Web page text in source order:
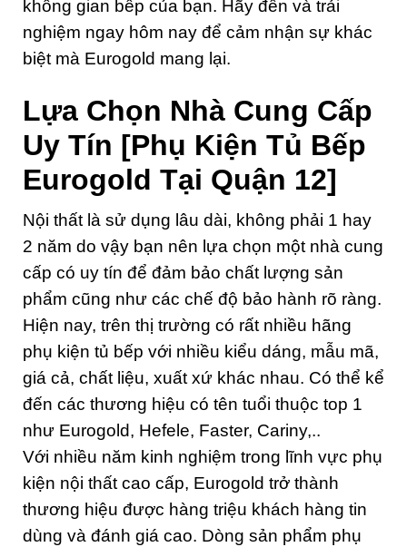
không gian bếp của bạn. Hãy đến và trải
nghiệm ngay hôm nay để cảm nhận sự khác
biệt mà Eurogold mang lại.
Lựa Chọn Nhà Cung Cấp
Uy Tín [Phụ Kiện Tủ Bếp
Eurogold Tại Quận 12]
Nội thất là sử dụng lâu dài, không phải 1 hay
2 năm do vậy bạn nên lựa chọn một nhà cung
cấp có uy tín để đảm bảo chất lượng sản
phẩm cũng như các chế độ bảo hành rõ ràng.
Hiện nay, trên thị trường có rất nhiều hãng
phụ kiện tủ bếp với nhiều kiểu dáng, mẫu mã,
giá cả, chất liệu, xuất xứ khác nhau. Có thể kể
đến các thương hiệu có tên tuổi thuộc top 1
như Eurogold, Hefele, Faster, Cariny,..
Với nhiều năm kinh nghiệm trong lĩnh vực phụ
kiện nội thất cao cấp, Eurogold trở thành
thương hiệu được hàng triệu khách hàng tin
dùng và đánh giá cao. Dòng sản phẩm phụ